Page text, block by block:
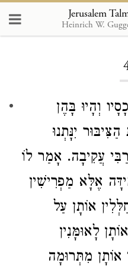
Jerusalem
Heinrich W.
וְהָיוּ בָּהֶן
יִנָּתְנוּ
רַבִּי עֲקִיבָה. אָמַר לוֹ
אֶלָּא מַפְרִישִׁין
אוֹתָן עַל
לָאוּמָּנִין
אוֹתָן מִתְּרוּמָה